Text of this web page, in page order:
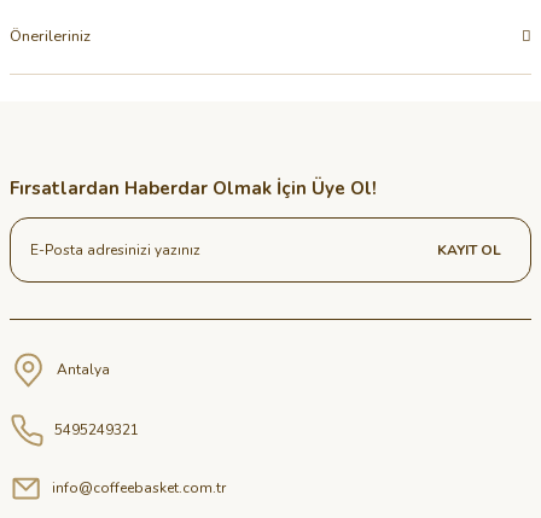
Önerileriniz
Fırsatlardan Haberdar Olmak İçin Üye Ol!
KAYIT OL
Antalya
5495249321
info@coffeebasket.com.tr